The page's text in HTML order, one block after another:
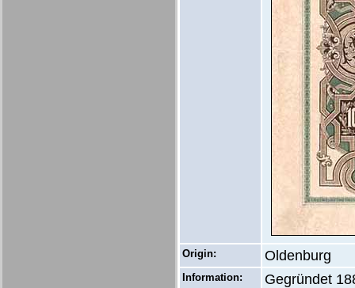
Origin: Oldenburg
Information:
Gegründet